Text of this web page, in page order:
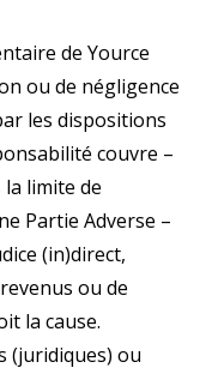
de Yource
ou de négligence
les dispositions
couvre –
limite de
Partie Adverse –
(in)direct,
ou de
la cause.
(juridiques) ou